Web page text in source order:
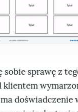
sobie sprawę z
klientem
doświadczenie